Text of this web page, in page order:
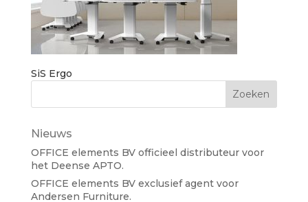
SiS Ergo
Nieuws
OFFICE elements BV officieel distributeur voor
het Deense APTO.
OFFICE elements BV exclusief agent voor
Andersen Furniture.